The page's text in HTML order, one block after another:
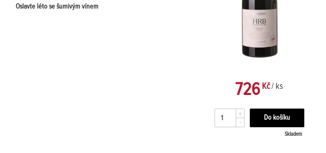
Oslavte léto se šumivým vínem
726 Kč/ ks
+
-
Skladem